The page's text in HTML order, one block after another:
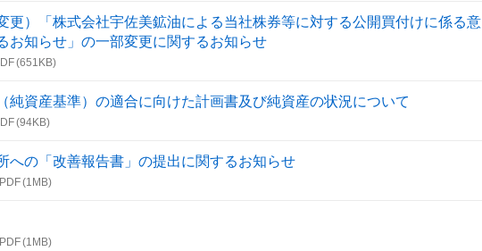
更）「株式会社宇佐美鉱油による当社株券等に対する公開買付けに係る意
お知らせ」の一部変更に関するお知らせ
(651KB)
純資産基準）の適合に向けた計画書及び純資産の状況について
(94KB)
への「改善報告書」の提出に関するお知らせ
PDF(1MB)
PDF(1MB)